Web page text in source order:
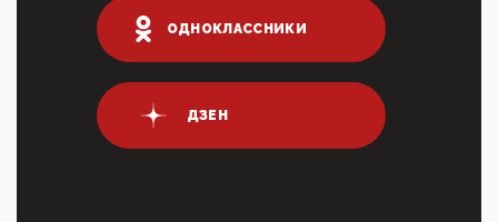
03:35, 10 Апреля 2026
Суммарное вознаграждение менеджменту в 15
крупных банках по итогам 2025 года превысило 63
03:01, 10 Апреля 2026
Террорист и убийца Буданов вальяжно сообщил,
что союзники просили Киев не наносить удары по
ОДНОКЛАССНИКИ
ДЗЕН